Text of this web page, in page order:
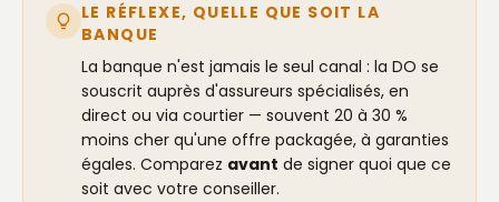
LE RÉFLEXE, QUELLE QUE SOIT LA
BANQUE
La banque n'est jamais le seul canal : la DO se
souscrit auprès d'assureurs spécialisés, en
direct ou via courtier — souvent 20 à 30 %
moins cher qu'une offre packagée, à garanties
égales. Comparez avant de signer quoi que ce
soit avec votre conseiller.